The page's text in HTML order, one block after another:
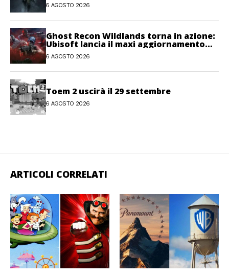
6 AGOSTO 2026
Ghost Recon Wildlands torna in azione:
Ubisoft lancia il maxi aggiornamento
gratuito Last Rites
6 AGOSTO 2026
Toem 2 uscirà il 29 settembre
6 AGOSTO 2026
ARTICOLI CORRELATI